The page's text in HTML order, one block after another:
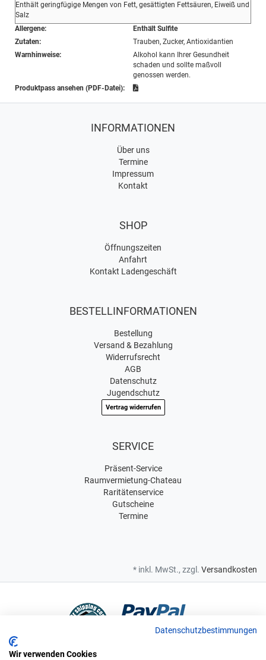
Enthält geringfügige Mengen von Fett, gesättigten Fettsäuren, Eiweiß und
Salz
Allergene:
Enthält Sulfite
Zutaten:
Trauben, Zucker, Antioxidantien
Warnhinweise:
Alkohol kann Ihrer Gesundheit
schaden und sollte maßvoll
genossen werden.
Produktpass ansehen (PDF-Datei):
INFORMATIONEN
Über uns
Termine
Impressum
Kontakt
SHOP
Öffnungszeiten
Anfahrt
Kontakt Ladengeschäft
BESTELLINFORMATIONEN
Bestellung
Versand & Bezahlung
Widerrufsrecht
AGB
Datenschutz
Jugendschutz
Vertrag widerrufen
SERVICE
Präsent-Service
Raumvermietung-Chateau
Raritätenservice
Gutscheine
Termine
* inkl. MwSt., zzgl. Versandkosten
Bei uns sind Sie in sicheren Händen
Datenschutzbestimmungen
Wir verwenden Cookies